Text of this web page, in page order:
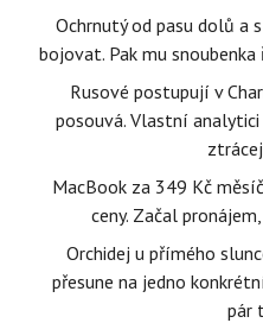
Ochrnutý od pasu dolů a
bojovat. Pak mu
Rusové postupují v
posouvá. Vlastní analytici
MacBook za 349 Kč
ceny. Začal
Orchidej u přímého
přesune na jedno
pár